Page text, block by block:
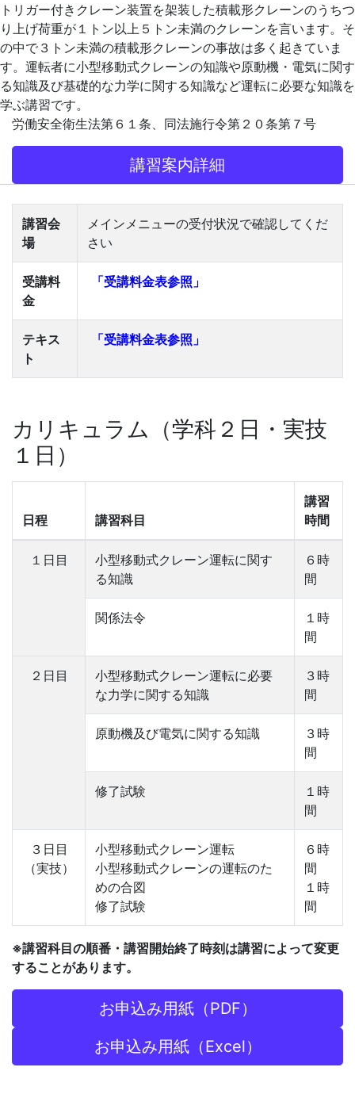
トリガー付きクレーン装置を架装した積載形クレーンのうちつ
り上げ荷重が１トン以上５トン未満のクレーンを言います。そ
の中で３トン未満の積載形クレーンの事故は多く起きていま
す。運転者に小型移動式クレーンの知識や原動機・電気に関す
る知識及び基礎的な力学に関する知識など運転に必要な知識を
学ぶ講習です。
労働安全衛生法第６１条、同法施行令第２０条第７号
講習案内詳細
講習会
場
メインメニューの受付状況で確認してくだ
さい
受講料
金
「受講料金表参照」
テキス
ト
「受講料金表参照」
カリキュラム（学科２日・実技
１日）
日程 講習科目
講習
時間
１日目
小型移動式クレーン運転に関す
る知識
６時
間
関係法令
１時
間
２日目
小型移動式クレーン運転に必要
な力学に関する知識
３時
間
原動機及び電気に関する知識
３時
間
修了試験
１時
間
３日目
（実技）
小型移動式クレーン運転
小型移動式クレーンの運転のた
めの合図
修了試験
６時
間
１時
間
※講習科目の順番・講習開始終了時刻は講習によって変更
することがあります。
お申込み用紙（PDF）
お申込み用紙（Excel）